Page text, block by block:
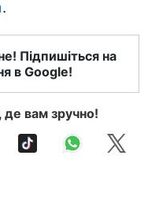
.
Підпишіться на
в Google!
вам зручно!